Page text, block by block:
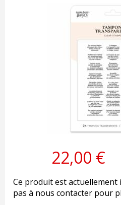
22,00 €
Ce produit est actuellement
pas à nous contacter pour